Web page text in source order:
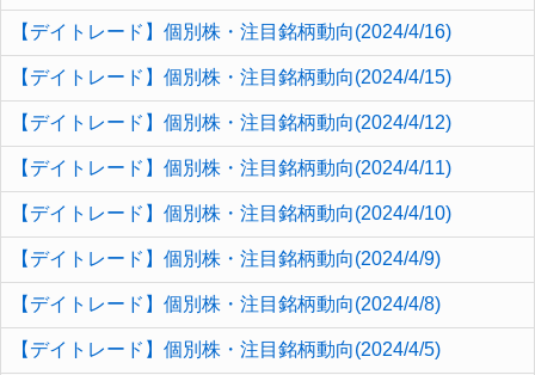
【デイトレード】個別株・注目銘柄動向(2024/4/16)
【デイトレード】個別株・注目銘柄動向(2024/4/15)
【デイトレード】個別株・注目銘柄動向(2024/4/12)
【デイトレード】個別株・注目銘柄動向(2024/4/11)
【デイトレード】個別株・注目銘柄動向(2024/4/10)
【デイトレード】個別株・注目銘柄動向(2024/4/9)
【デイトレード】個別株・注目銘柄動向(2024/4/8)
【デイトレード】個別株・注目銘柄動向(2024/4/5)